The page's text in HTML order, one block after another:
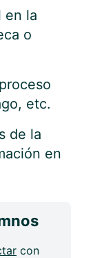
en la
o
etc.
de la
en
con